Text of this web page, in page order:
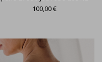
100,00 €